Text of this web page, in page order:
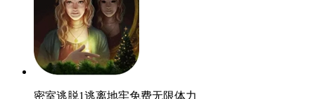
密室逃脱1逃离地牢免费无限体力